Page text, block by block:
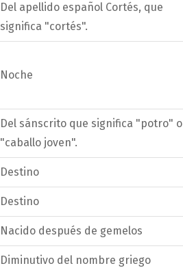
Del apellido español Cortés, que
significa "cortés".
Noche
Del sánscrito que significa "potro" o
"caballo joven".
Destino
Destino
Nacido después de gemelos
Diminutivo del nombre griego